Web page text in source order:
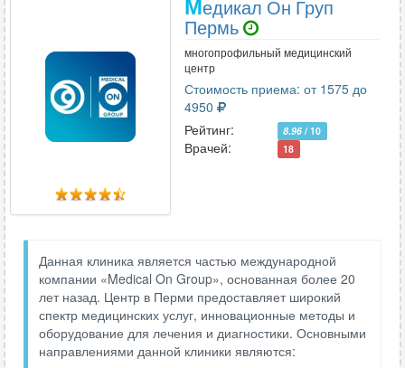
едикал Он Груп
Пермь
многопрофильный медицинский
центр
Стоимость приема: от 1575 до
4950
Рейтинг:
8.96 / 10
Врачей: 18
Данная клиника является частью международной
компании «Medical On Group», основанная более 20
лет назад. Центр в Перми предоставляет широкий
спектр медицинских услуг, инновационные методы и
оборудование для лечения и диагностики. Основными
направлениями данной клиники являются: